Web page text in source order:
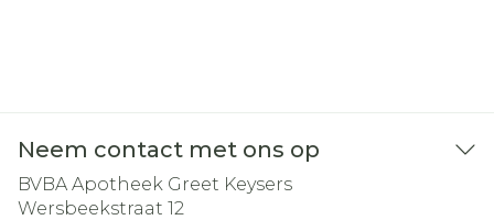
Neem contact met ons op
BVBA Apotheek Greet Keysers
Wersbeekstraat 12